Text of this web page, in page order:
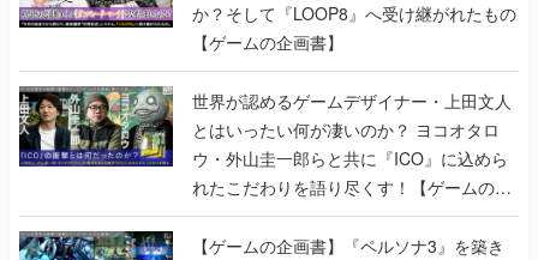
か？そして『LOOP8』へ受け継がれたもの
【ゲームの企画書】
世界が認めるゲームデザイナー・上田文人
とはいったい何が凄いのか？ ヨコオタロ
ウ・外山圭一郎らと共に『ICO』に込めら
れたこだわりを語り尽くす！【ゲームの企
画書】
【ゲームの企画書】『ペルソナ3』を築き